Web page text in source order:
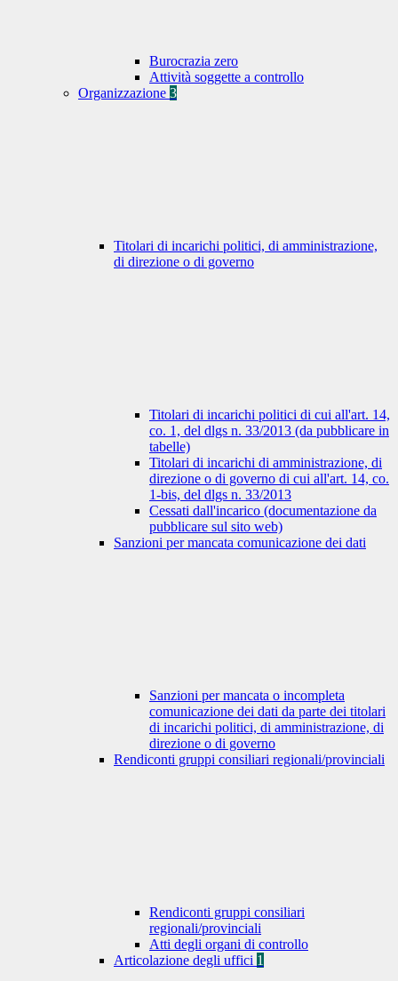
Burocrazia zero
Attività soggette a controllo
Organizzazione 3
Titolari di incarichi politici, di amministrazione,
di direzione o di governo
Titolari di incarichi politici di cui all'art. 14,
co. 1, del dlgs n. 33/2013 (da pubblicare in
tabelle)
Titolari di incarichi di amministrazione, di
direzione o di governo di cui all'art. 14, co.
1-bis, del dlgs n. 33/2013
Cessati dall'incarico (documentazione da
pubblicare sul sito web)
Sanzioni per mancata comunicazione dei dati
Sanzioni per mancata o incompleta
comunicazione dei dati da parte dei titolari
di incarichi politici, di amministrazione, di
direzione o di governo
Rendiconti gruppi consiliari regionali/provinciali
Rendiconti gruppi consiliari
regionali/provinciali
Atti degli organi di controllo
Articolazione degli uffici 1